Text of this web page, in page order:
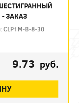
ЗАКАЗ
CLP1M-B-8-30
9.73 руб.